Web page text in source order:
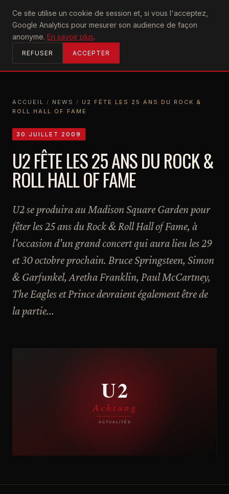
Ce site utilise un cookie de session et, si vous l'acceptez,
Google Analytics pour mesurer son audience de façon
anonyme. En savoir plus.
REFUSER ACCEPTER
U2achtung
ACCUEIL
ACCUEIL / NEWS / U2 FÊTE LES 25 ANS DU ROCK &
ROLL HALL OF FAME
30 JUILLET 2009
U2 FÊTE LES 25 ANS DU ROCK &
ROLL HALL OF FAME
U2 se produira au Madison Square Garden pour
fêter les 25 ans du Rock & Roll Hall of Fame, à
l'occasion d'un grand concert qui aura lieu les 29
et 30 octobre prochain. Bruce Springsteen, Simon
& Garfunkel, Aretha Franklin, Paul McCartney,
The Eagles et Prince devraient également être de
la partie...